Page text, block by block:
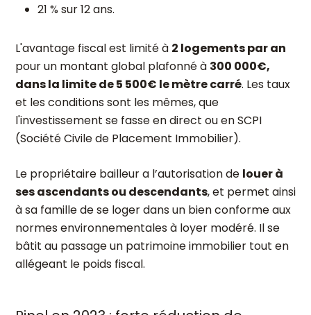
21 % sur 12 ans.
L'avantage fiscal est limité à 2 logements par an
pour un montant global plafonné à 300 000€,
dans la limite de 5 500€ le mètre carré. Les taux
et les conditions sont les mêmes, que
l'investissement se fasse en direct ou en SCPI
(Société Civile de Placement Immobilier).
Le propriétaire bailleur a l’autorisation de louer à
ses ascendants ou descendants, et permet ainsi
à sa famille de se loger dans un bien conforme aux
normes environnementales à loyer modéré. Il se
bâtit au passage un patrimoine immobilier tout en
allégeant le poids fiscal.